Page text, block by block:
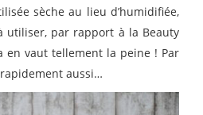
sèche au lieu d’humidifiée,
utiliser, par rapport à la Beauty
en vaut tellement la peine ! Par
aussi…